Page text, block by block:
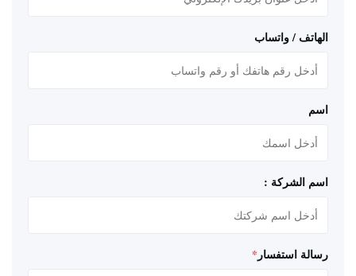
الهاتف / واتساب
اسم
اسم الشركة :
رسالة استفسار *